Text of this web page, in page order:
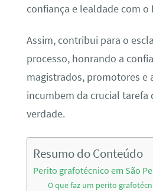
confiança e lealdade com o
Assim, contribui para o
processo, honrando a
magistrados, promotores e
incumbem da crucial tarefa
verdade.
Resumo do Conteúdo
Perito grafotécnico em São
O que faz um perito